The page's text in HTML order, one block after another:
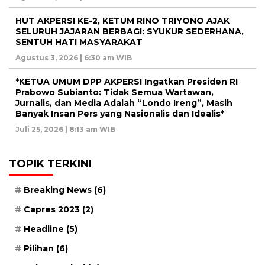
HUT AKPERSI KE-2, KETUM RINO TRIYONO AJAK
SELURUH JAJARAN BERBAGI: SYUKUR SEDERHANA,
SENTUH HATI MASYARAKAT
Agustus 3, 2026 | 6:30 am WIB
*KETUA UMUM DPP AKPERSI Ingatkan Presiden RI
Prabowo Subianto: Tidak Semua Wartawan,
Jurnalis, dan Media Adalah “Londo Ireng”, Masih
Banyak Insan Pers yang Nasionalis dan Idealis*
Juli 25, 2026 | 8:13 am WIB
TOPIK TERKINI
Breaking News (6)
Capres 2023 (2)
Headline (5)
Pilihan (6)